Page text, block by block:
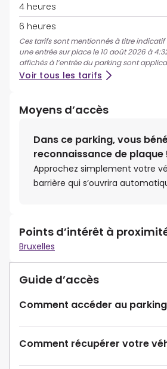
4 heures
6 heures
Ces tarifs sont mentionnés à titre
une entrée sur place le 10 août 2026 à
affichés à l’entrée du parking sont
Voir tous les tarifs
Moyens d’accès
Dans ce parking, vous
reconnaissance de plaque
Approchez simplement votre
barrière qui s’ouvrira
Points d’intérêt à
Bruxelles
Guide d’accès
Comment accéder au
Comment récupérer votre